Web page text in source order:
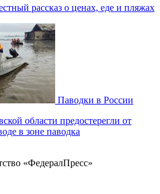
рассказ о ценах, еде и пляжах
Паводки в России
области предостерегли от
в зоне паводка
«ФедералПресс»